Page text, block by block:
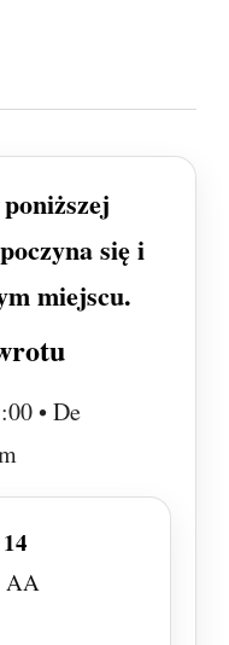
się i
miejscu.
• De
AA